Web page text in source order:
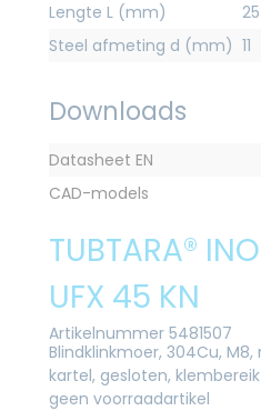
Lengte L (mm)
25
Steel afmeting d (mm) 11
Downloads
Datasheet EN
CAD-models
TUBTARA®
UFX 45 KN
Artikelnummer 5481507
Blindklinkmoer, 304Cu,
kartel, gesloten,
geen voorraadartikel